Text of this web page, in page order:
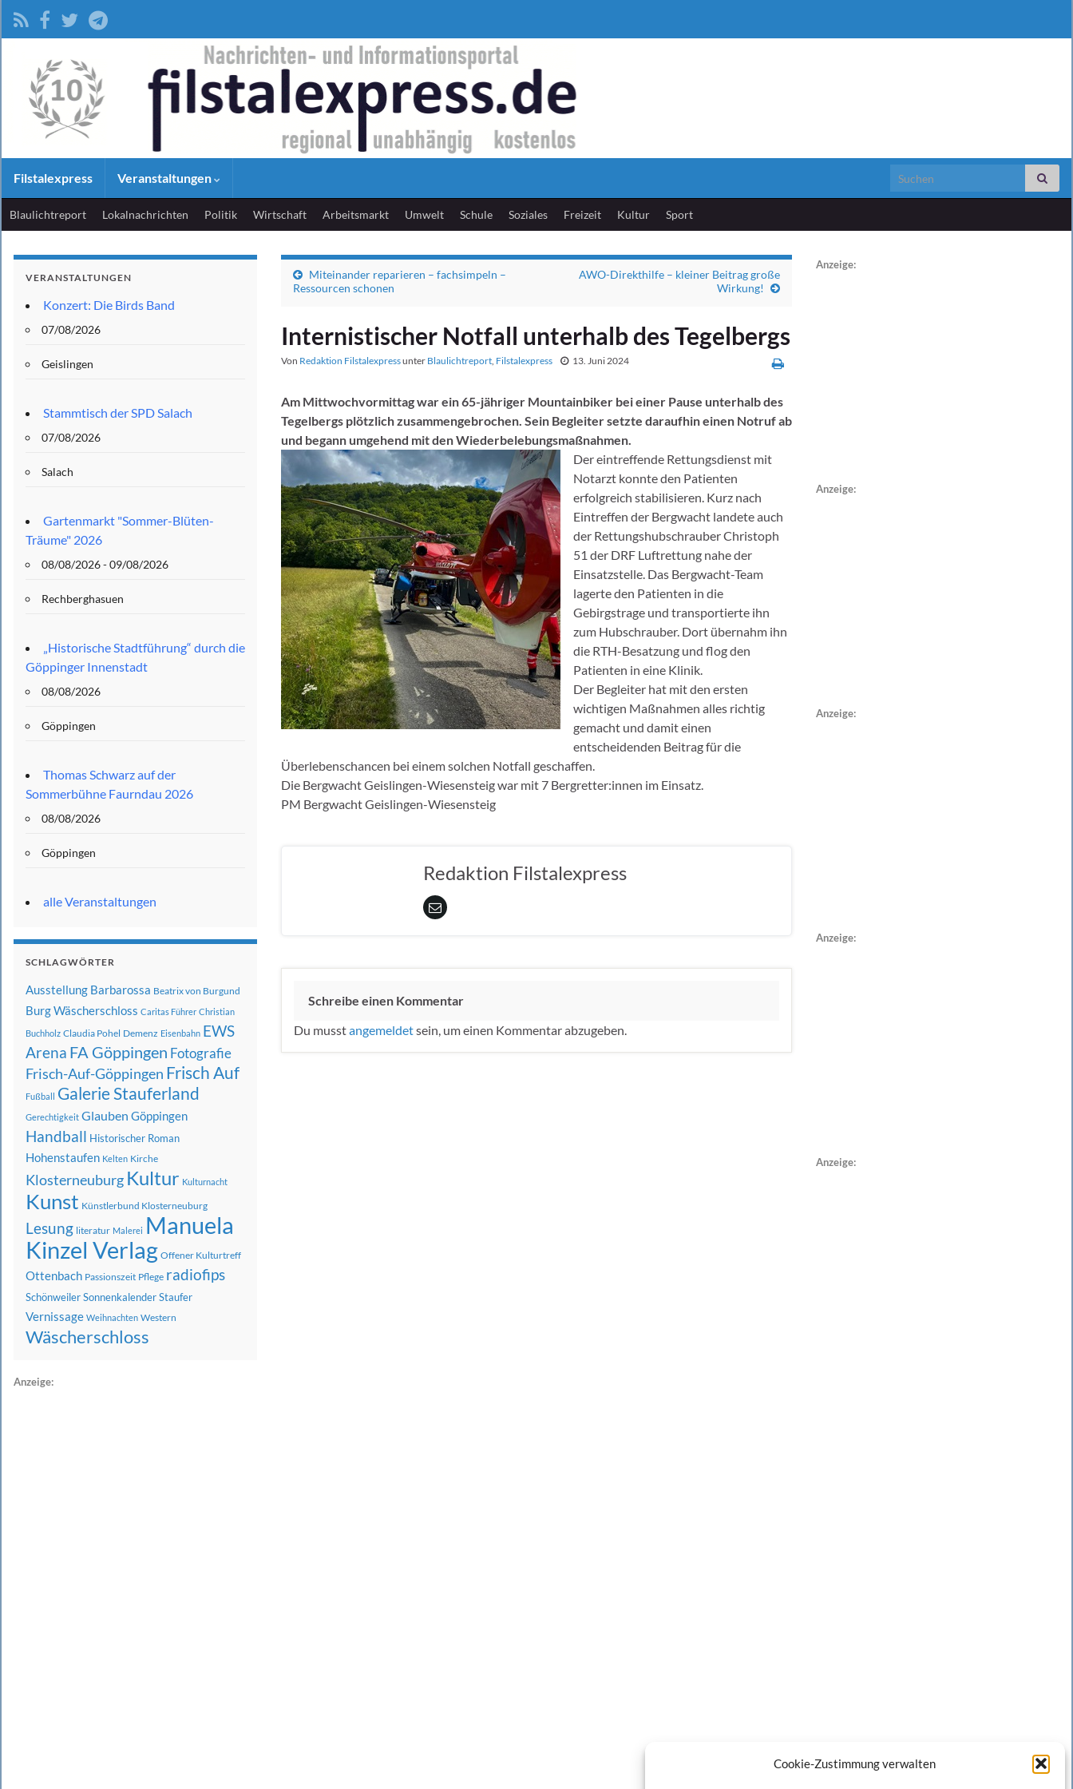
Cookie-Zustimmung verwalten
Filstalexpress Veranstaltungen Search for:
Blaulichtreport Lokalnachrichten Politik Wirtschaft Arbeitsmarkt Umwelt Schule Soziales Freizeit Kultur Sport
Miteinander reparieren – fachsimpeln –
Ressourcen schonen
AWO-Direkthilfe – kleiner Beitrag große
Wirkung!
Internistischer Notfall unterhalb des Tegelbergs
Von Redaktion Filstalexpressunter Blaulichtreport, Filstalexpress 13. Juni 2024
Am Mittwochvormittag war ein 65-jähriger Mountainbiker bei einer Pause unterhalb des
Tegelbergs plötzlich zusammengebrochen. Sein Begleiter setzte daraufhin einen Notruf ab
und begann umgehend mit den Wiederbelebungsmaßnahmen.
Der eintreffende Rettungsdienst mit
Notarzt konnte den Patienten
erfolgreich stabilisieren. Kurz nach
Eintreffen der Bergwacht landete auch
der Rettungshubschrauber Christoph
51 der DRF Luftrettung nahe der
Einsatzstelle. Das Bergwacht-Team
lagerte den Patienten in die
Gebirgstrage und transportierte ihn
zum Hubschrauber. Dort übernahm ihn
die RTH-Besatzung und flog den
Patienten in eine Klinik.
Der Begleiter hat mit den ersten
wichtigen Maßnahmen alles richtig
gemacht und damit einen
entscheidenden Beitrag für die
Überlebenschancen bei einem solchen Notfall geschaffen.
Die Bergwacht Geislingen-Wiesensteig war mit 7 Bergretter:innen im Einsatz.
PM Bergwacht Geislingen-Wiesensteig
Redaktion Filstalexpress
Schreibe einen Kommentar
Du musstangemeldetsein, um einen Kommentar abzugeben.
VERANSTALTUNGEN
Konzert: Die Birds Band
07/08/2026
Geislingen
Stammtisch der SPD Salach
07/08/2026
Salach
Gartenmarkt "Sommer-Blüten-
Träume" 2026
08/08/2026 - 09/08/2026
Rechberghasuen
„Historische Stadtführung“ durch die
Göppinger Innenstadt
08/08/2026
Göppingen
Thomas Schwarz auf der
Sommerbühne Faurndau 2026
08/08/2026
Göppingen
alle Veranstaltungen
SCHLAGWÖRTER
Ausstellung Barbarossa Beatrix von Burgund
Burg Wäscherschloss Caritas Führer Christian
Buchholz Claudia Pohel Demenz Eisenbahn EWS
Arena FA Göppingen Fotografie
Frisch-Auf-Göppingen Frisch Auf
Fußball Galerie Stauferland
Gerechtigkeit Glauben Göppingen
Handball Historischer Roman
Hohenstaufen Kelten Kirche
Klosterneuburg Kultur Kulturnacht
Kunst Künstlerbund Klosterneuburg
Lesung literatur Malerei Manuela
Kinzel Verlag Offener Kulturtreff
Ottenbach Passionszeit Pflege radiofips
SchönweilerSonnenkalenderStaufer
Vernissage Weihnachten Western
Wäscherschloss
Anzeige:
Anzeige:
Anzeige:
Anzeige:
Anzeige:
Anzeige: